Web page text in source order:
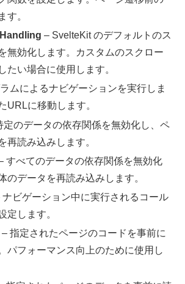
す。
– SvelteKit のデフォルトのス
無効化します。カスタムのスクロー
たい場合に使用します。
ムによるナビゲーションを実行しま
URLに移動します。
定のデータの依存関係を無効化し、ペ
再読み込みします。
すべてのデータの依存関係を無効化
のデータを再読み込みします。
ナビゲーション中に実行されるコール
定します。
– 指定されたページのコードを事前に
パフォーマンス向上のために使用し